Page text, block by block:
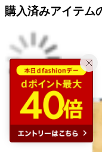
購入済みアイテム